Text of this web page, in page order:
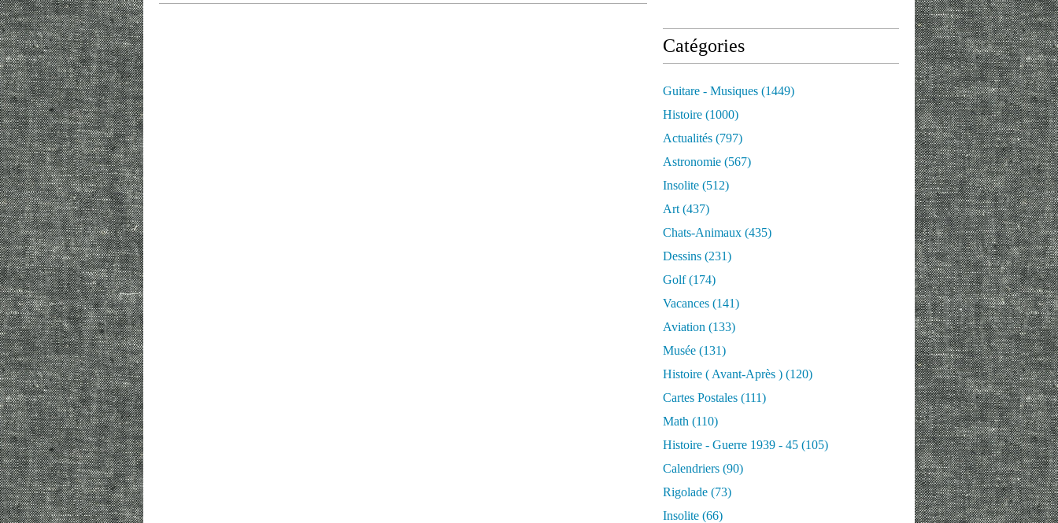
Catégories
Guitare - Musiques (1449)
Histoire (1000)
Actualités (797)
Astronomie (567)
Insolite (512)
Art (437)
Chats-Animaux (435)
Dessins (231)
Golf(174)
Vacances (141)
Aviation (133)
Musée (131)
Histoire ( Avant-Après ) (120)
Cartes Postales (111)
Math (110)
Histoire - Guerre 1939 - 45 (105)
Calendriers (90)
Rigolade (73)
Insolite (66)